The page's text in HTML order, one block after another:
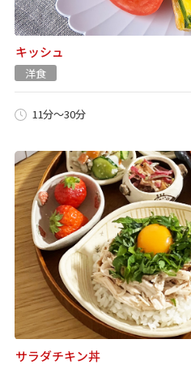
キッシュ
洋食
11分～30分
サラダチキン丼